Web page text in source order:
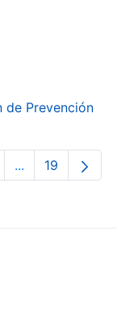
de Prevención
Utilitzeu TAB
...PàginesPàgina
19